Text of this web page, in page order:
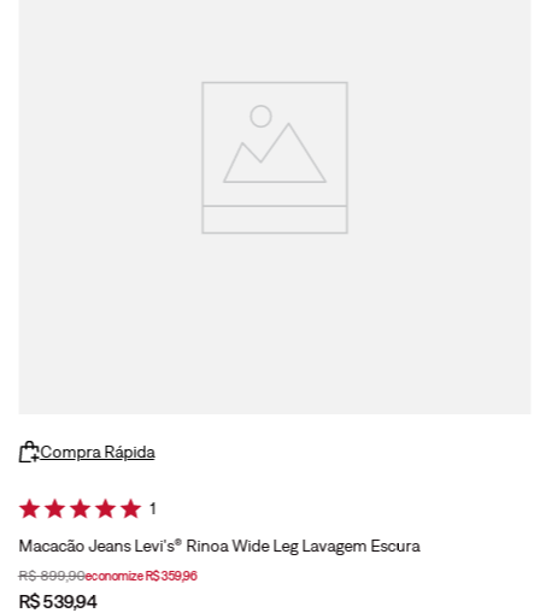
Compra Rápida
1
Macacão Jeans Levi's® Rinoa Wide Leg Lavagem Escura
R$ 899,90economizeR$359,96
R$539,94